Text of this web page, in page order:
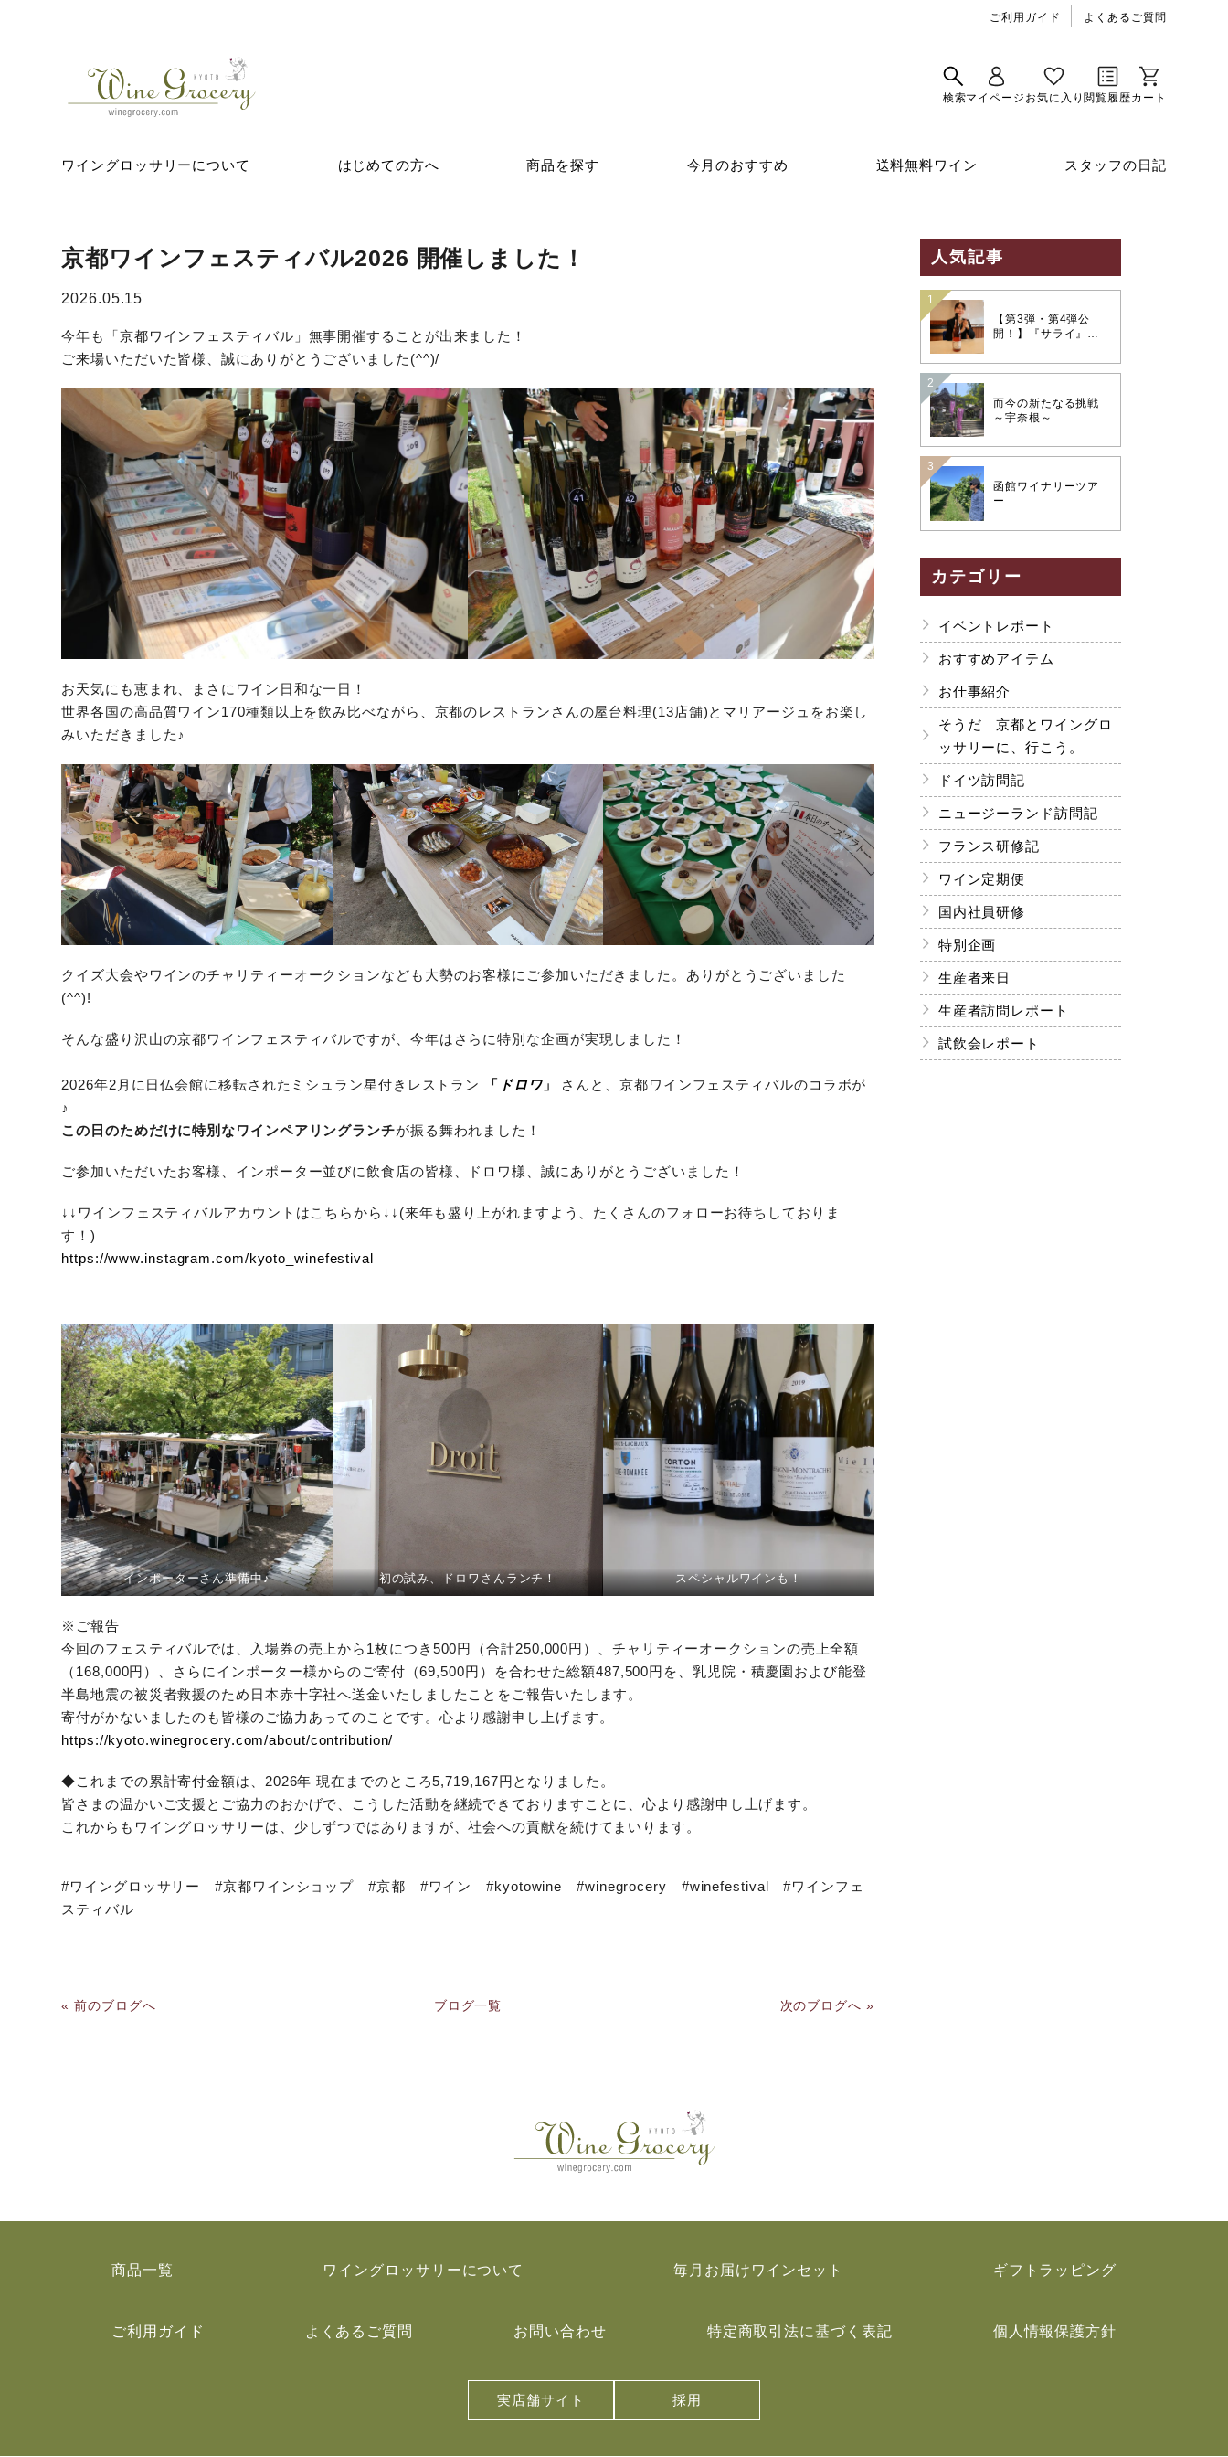
ご利用ガイド よくあるご質問
ワイングロッサリーについて はじめての方へ 商品を探す 今月のおすすめ 送料無料ワイン スタッフの日記
京都ワインフェスティバル2026 開催しました！
2026.05.15
今年も「京都ワインフェスティバル」無事開催することが出来ました！
ご来場いただいた皆様、誠にありがとうございました(^^)/
お天気にも恵まれ、まさにワイン日和な一日！
世界各国の高品質ワイン170種類以上を飲み比べながら、京都のレストランさんの屋台料理(13店舗)とマリアージュをお楽し
みいただきました♪
クイズ大会やワインのチャリティーオークションなども大勢のお客様にご参加いただきました。ありがとうございました
(^^)!
そんな盛り沢山の京都ワインフェスティバルですが、今年はさらに特別な企画が実現しました！
2026年2月に日仏会館に移転されたミシュラン星付きレストラン 「 ドロワ」
さんと、京都ワインフェスティバルのコラボが
♪
この日のためだけに特別なワインペアリングランチが振る舞われました！
ご参加いただいたお客様、インポーター並びに飲食店の皆様、ドロワ様、誠にありがとうございました！
↓↓ワインフェスティバルアカウントはこちらから↓↓(来年も盛り上がれますよう、たくさんのフォローお待ちしておりま
す！)
https://www.instagram.com/kyoto_winefestival
インポーターさん準備中♪ 初の試み、ドロワさんランチ！ スペシャルワインも！
※ご報告
今回のフェスティバルでは、入場券の売上から1枚につき500円（合計250,000円）、チャリティーオークションの売上全額
（168,000円）、さらにインポーター様からのご寄付（69,500円）を合わせた総額487,500円を、乳児院・積慶園および能登
半島地震の被災者救援のため日本赤十字社へ送金いたしましたことをご報告いたします。
寄付がかないましたのも皆様のご協力あってのことです。心より感謝申し上げます。
https://kyoto.winegrocery.com/about/contribution/
◆これまでの累計寄付金額は、2026年 現在までのところ5,719,167円となりました。
皆さまの温かいご支援とご協力のおかげで、こうした活動を継続できておりますことに、心より感謝申し上げます。
これからもワイングロッサリーは、少しずつではありますが、社会への貢献を続けてまいります。
#ワイングロッサリー #京都ワインショップ #京都 #ワイン #kyotowine #winegrocery #winefestival #ワインフェ
スティバル
« 前のブログへ ブログ一覧 次のブログへ »
人気記事
【第3弾・第4弾公
開！】『サライ』連
のペアリング」夏の
味覚を彩る極上のマ
而今の新たなる挑戦
～宇奈根～
函館ワイナリーツア
ー
カテゴリー
イベントレポート
おすすめアイテム
お仕事紹介
そうだ 京都とワイングロ
ッサリーに、行こう。
ドイツ訪問記
ニュージーランド訪問記
フランス研修記
ワイン定期便
国内社員研修
特別企画
生産者来日
生産者訪問レポート
試飲会レポート
商品一覧 ワイングロッサリーについて 毎月お届けワインセット ギフトラッピング
ご利用ガイド よくあるご質問 お問い合わせ 特定商取引法に基づく表記 個人情報保護方針
実店舗サイト 採用